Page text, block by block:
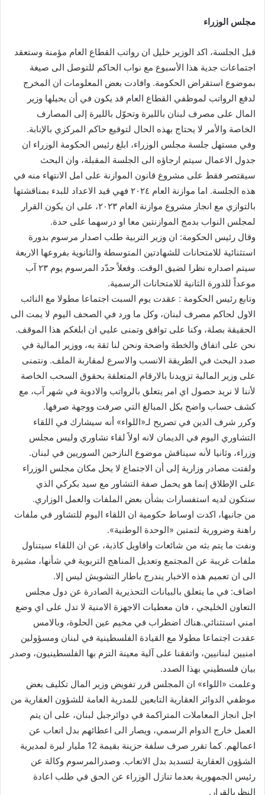
مجلس الوزراء
قبل الجلسة، اكد الوزير خليل ان رواتب القطاع العام مؤمنة وستعقد
اجتماعات جدية هذا الأسبوع مع نواب الحاكم للتوصل الى صيغة
بموضوع استقراض الحكومة. وافادت بعض المعلومات ان المخرج
لدفع الرواتب لموظفي القطاع العام قد يكون في أن يحيلها وزير
المال على مصرف لبنان بالليرة وتحوّل بالليرة إلى المصارف
الخاصة والأمر لا يحتاج بهذه الحال لتوقيع حاكم المركزي بالإنابة.
وفي مستهل جلسة مجلس الوزراء، ابلغ رئيس الحكومة الوزراء ان
جدول الاعمال سيتم ارجاؤه الى الجلسة المقبلة، وان البحث
سيقتصر فقط على مشروع قانون الموازنة على امل الانتهاء منه في
هذه الجلسة. اما موازنة العام ٢٠٢٤ فهي قيد الاعداد للبدء بمناقشتها
بالتوازي مع انجاز مشروع موازنة العام ٢٠٢٣، على ان يكون القرار
لمجلس النواب بدمج الموازنتين معا او درسهما على حدة.
وقال رئيس الحكومة: ان وزير التربية طلب اصدار مرسوم بدورة
استثنائية للامتحانات للشهادتين المتوسطة والثانوية بفروعها الاربعة
سيتم اصداره نظرا لضيق الوقت. وفعلاً حدّد المرسوم يوم ٢٣ آب
موعداً للدورة الثانية للامتحانات الرسمية.
وتابع رئيس الحكومة : عقدت يوم السبت اجتماعا مطولا مع النائب
الاول لحاكم مصرف لبنان، وكل ما ورد في الصحف اليوم لا يمت الى
الحقيقة بصلة، وكنا على توافق وتمنى عليي ان ابلغكم هذا الموقف.
نحن على اتفاق والخطة واضحة ونحن لنا ثقة به، ووزير المالية في
صدد البحث في الطريقة الانسب والاسرع لمقاربة الملف. ونتمنى
على وزير المالية تزويدنا بالارقام المتعلقة بحقوق السحب الخاصة
لأننا لا نريد حصول اي امر يتعلق بالرواتب والادوية في شهر آب، مع
كشف حساب واضح بكل المبالغ التي صرفت ووجهة صرفها.
وكرر شرف الدين في تصريح لـ«اللواء» أنه سيشارك في اللقاء
التشاوري اليوم في الديمان لانه اولاً لقاء تشاوري وليس مجلس
وزراء، وثانيا لأنه سيناقش موضوع النازحين السوريين في لبنان.
ولفتت مصادر وزارية إلى أن الاجتماع لا يحل مكان مجلس الوزراء
على الإطلاق إنما هو يحمل صفة التشاور مع سيد بكركي الذي
ستكون لديه استفسارات بشأن بعض الملفات والعمل الوزاري.
من جانبها، اكدت اوساط حكومية ان اللقاء اليوم للتشاور في ملفات
راهنة وضرورية لتمتين «الوحدة الوطنية».
ونفت ما يتم بثه من شائعات واقاويل كاذبة، عن ان اللقاء سيتناول
ملفات غريبة عن المجتمع وتعديل المناهج التربوية في شأنها، مشيرة
الى ان تعميم هذه الاخبار يندرج باطار التشويش ليس إلا.
اضاف: في ما يتعلق بالبيانات التحذيرية الصادرة عن دول مجلس
التعاون الخليجي ، فان معطيات الاجهزة الامنية لا تدل على اي وضع
امني استثنائي.هناك اضطراب في مخيم عين الحلوة، وبالامس
عقدت اجتماعا مطولا مع القيادة الفلسطينية في لبنان ومسؤولين
امنيين لبنانيين، واتفقنا على آلية معينة التزم بها الفلسطينيون، وصدر
بيان فلسطيني بهذا الصدد.
وعلمت «اللواء» ان المجلس قرر تفويض وزير المال تكليف بعض
موظفي الدوائر العقارية التابعين للمدرية العامة للشؤون العقارية من
اجل انجاز المعاملات المتراكمة في دوائرجبل لبنان، على ان يتم
العمل خارج الدوام الرسمي، ويصار الى اعطائهم بدل اتعاب عن
اعمالهم. كما تقرر صرف سلفة حزينة بقيمة 12 مليار ليرة لمديرية
الشؤون العقارية لتسديد بدل الاتعاب. وصدرالمرسوم وكالة عن
رئيس الجمهورية بعدما تنازل الوزراء عن الحق في طلب اعادة
النظربالقرار.